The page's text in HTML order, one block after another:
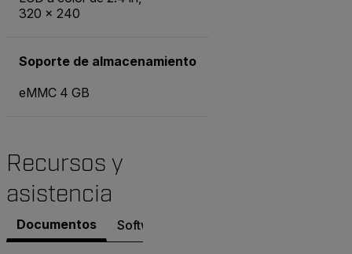
320 × 240
Soporte de almacenamiento
eMMC 4 GB
Recursos y
asistencia
Documentos Software y firmware